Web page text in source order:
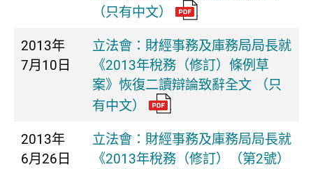
（只有中文）
2013年
7月10日
立法會：財經事務及庫務局局長就
《2013年稅務（修訂）條例草
案》恢復二讀辯論致辭全文 （只
有中文）
2013年
6月26日
立法會：財經事務及庫務局局長就
《2013年稅務（修訂）（第2號）